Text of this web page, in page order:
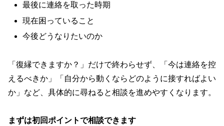
最後に連絡を取った時期
現在困っていること
今後どうなりたいのか
「復縁できますか？」だけで終わらせず、「今は連絡を控
えるべきか」「自分から動くならどのように接すればよい
か」など、具体的に尋ねると相談を進めやすくなります。
まずは初回ポイントで相談できます